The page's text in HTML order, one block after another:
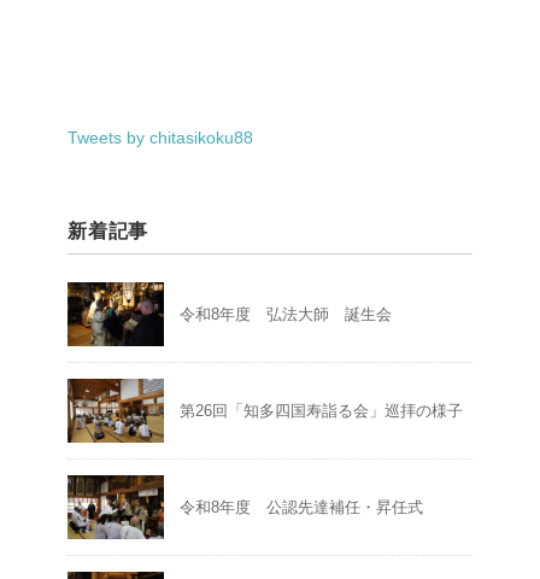
Tweets by chitasikoku88
新着記事
令和8年度 弘法大師 誕生会
第26回「知多四国寿詣る会」巡拝の様子
令和8年度 公認先達補任・昇任式